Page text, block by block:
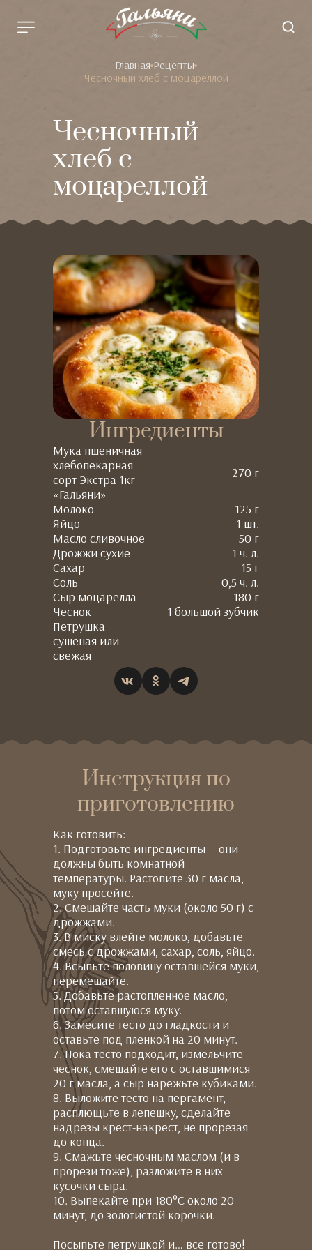
Главная Рецепты
Чесночный хлеб с моцареллой
Чесночный
хлеб с
моцареллой
Ингредиенты
Мука пшеничная
хлебопекарная
сорт Экстра 1кг
«Гальяни»
270 г
Молоко
125 г
Яйцо
1 шт.
Масло сливочное
50 г
Дрожжи сухие
1 ч. л.
Сахар
15 г
Соль
0,5 ч. л.
Сыр моцарелла
180 г
Чеснок
1 большой зубчик
Петрушка
сушеная или
свежая
Инструкция по
приготовлению
Как готовить:
1. Подготовьте ингредиенты — они
должны быть комнатной
температуры. Растопите 30 г масла,
муку просейте.
2. Смешайте часть муки (около 50 г) с
дрожжами.
3. В миску влейте молоко, добавьте
смесь с дрожжами, сахар, соль, яйцо.
4. Всыпьте половину оставшейся муки,
перемешайте.
5. Добавьте растопленное масло,
потом оставшуюся муку.
6. Замесите тесто до гладкости и
оставьте под пленкой на 20 минут.
7. Пока тесто подходит, измельчите
чеснок, смешайте его с оставшимися
20 г масла, а сыр нарежьте кубиками.
8. Выложите тесто на пергамент,
расплющьте в лепешку, сделайте
надрезы крест-накрест, не прорезая
до конца.
9. Смажьте чесночным маслом (и в
прорези тоже), разложите в них
кусочки сыра.
10. Выпекайте при 180°C около 20
минут, до золотистой корочки.
Посыпьте петрушкой и… все готово!